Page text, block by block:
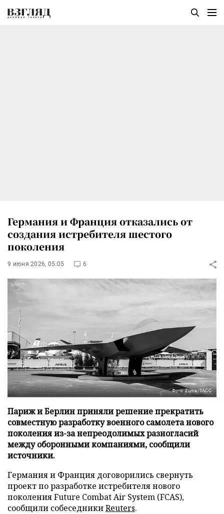
Германия и Франция отказались от
создания истребителя шестого
поколения
9 июня 2026, 05:05 6
Фото: Zuma/ТАСС
Париж и Берлин приняли решение прекратить
совместную разработку военного самолета нового
поколения из-за непреодолимых разногласий
между оборонными компаниями, сообщили
источники.
Германия и Франция договорились свернуть
проект по разработке истребителя нового
поколения Future Combat Air System (FCAS),
сообщили собеседникиReuters.